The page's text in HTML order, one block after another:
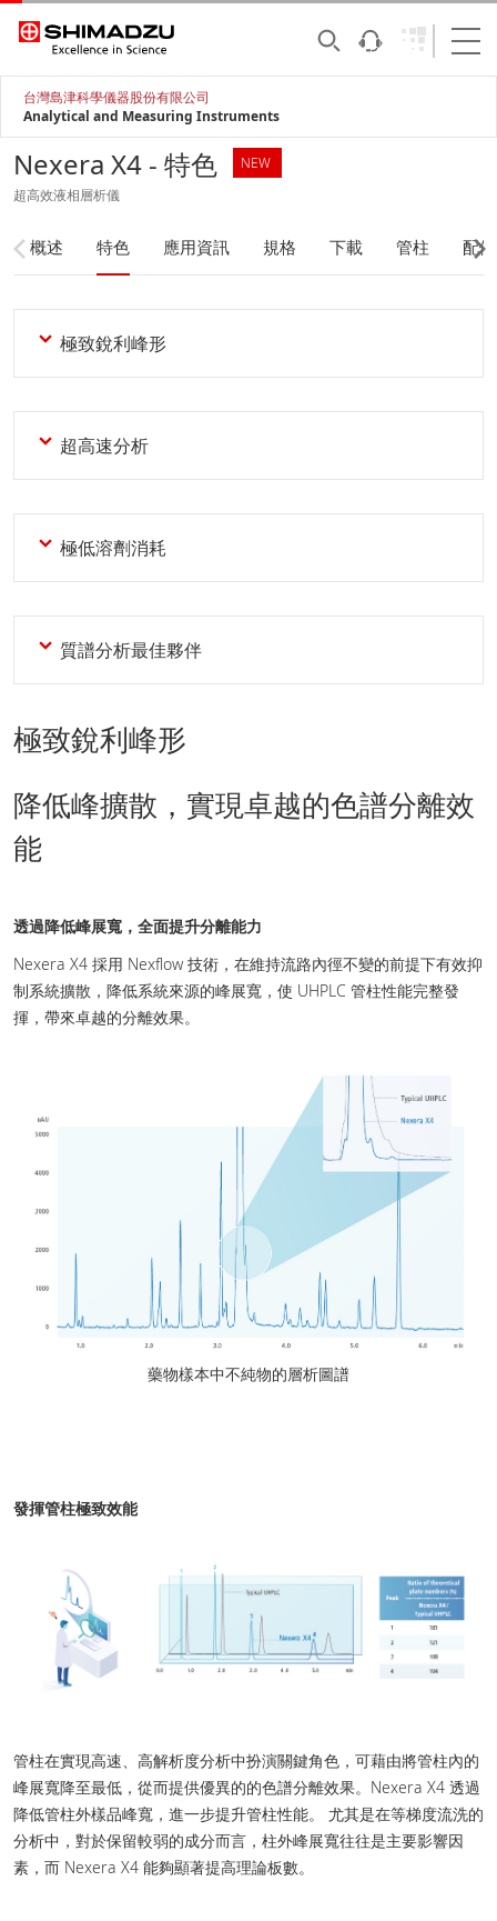
台灣島津科學儀器股份有限公司
Analytical and Measuring Instruments
Nexera X4 - 特色
NEW
超高效液相層析儀
概述 特色 應用資訊 規格 下載 管柱 配
極致銳利峰形
超高速分析
極低溶劑消耗
質譜分析最佳夥伴
極致銳利峰形
降低峰擴散，實現卓越的色譜分離效
能
透過降低峰展寬，全面提升分離能力
Nexera X4 採用 Nexflow 技術，在維持流路內徑不變的前提下有效抑
制系統擴散，降低系統來源的峰展寬，使 UHPLC 管柱性能完整發
揮，帶來卓越的分離效果。
藥物樣本中不純物的層析圖譜
發揮管柱極致效能
管柱在實現高速、高解析度分析中扮演關鍵角色，可藉由將管柱內的
峰展寬降至最低，從而提供優異的的色譜分離效果。Nexera X4 透過
降低管柱外樣品峰寬，進一步提升管柱性能。 尤其是在等梯度流洗的
分析中，對於保留較弱的成分而言，柱外峰展寬往往是主要影響因
素，而 Nexera X4 能夠顯著提高理論板數。